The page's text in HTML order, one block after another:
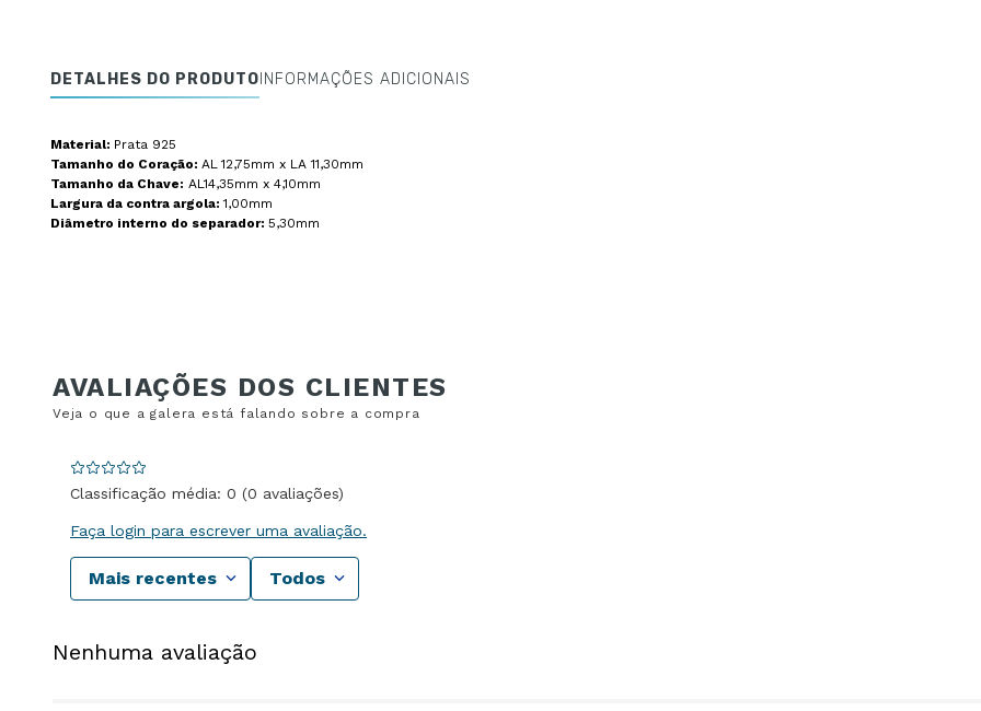
DETALHES DO PRODUTO INFORMAÇÕES ADICIONAIS
Material: Prata 925
Tamanho do Coração: AL 12,75mm x LA 11,30mm
Tamanho da Chave: AL14,35mm x 4,10mm
Largura da contra argola:1,00mm
Diâmetro interno do separador: 5,30mm
Classificação média: 0 (0 avaliações)
Faça login para escrever uma avaliação.
Mais recentes Todos
Nenhuma avaliação